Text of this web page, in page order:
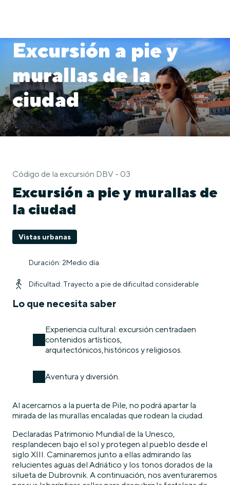
Excursión a pie y
murallas de la
ciudad
Código de la excursión DBV - 03
Excursión a pie y murallas de
la ciudad
Vistas urbanas
Duración: 2Medio día
Dificultad: Trayecto a pie de dificultad considerable
Lo que necesita saber
Experiencia cultural: excursión centradaen
contenidos artísticos,
arquitectónicos,históricos y religiosos.
Aventura y diversión.
Al acercarnos a la puerta de Pile, no podrá apartar la
mirada de las murallas encaladas que rodean la ciudad.
Declaradas Patrimonio Mundial de la Unesco,
resplandecen bajo el sol y protegen al pueblo desde el
siglo XIII. Caminaremos junto a ellas admirando las
relucientes aguas del Adriático y los tonos dorados de la
silueta de Dubrovnik. A continuación, nos aventuraremos